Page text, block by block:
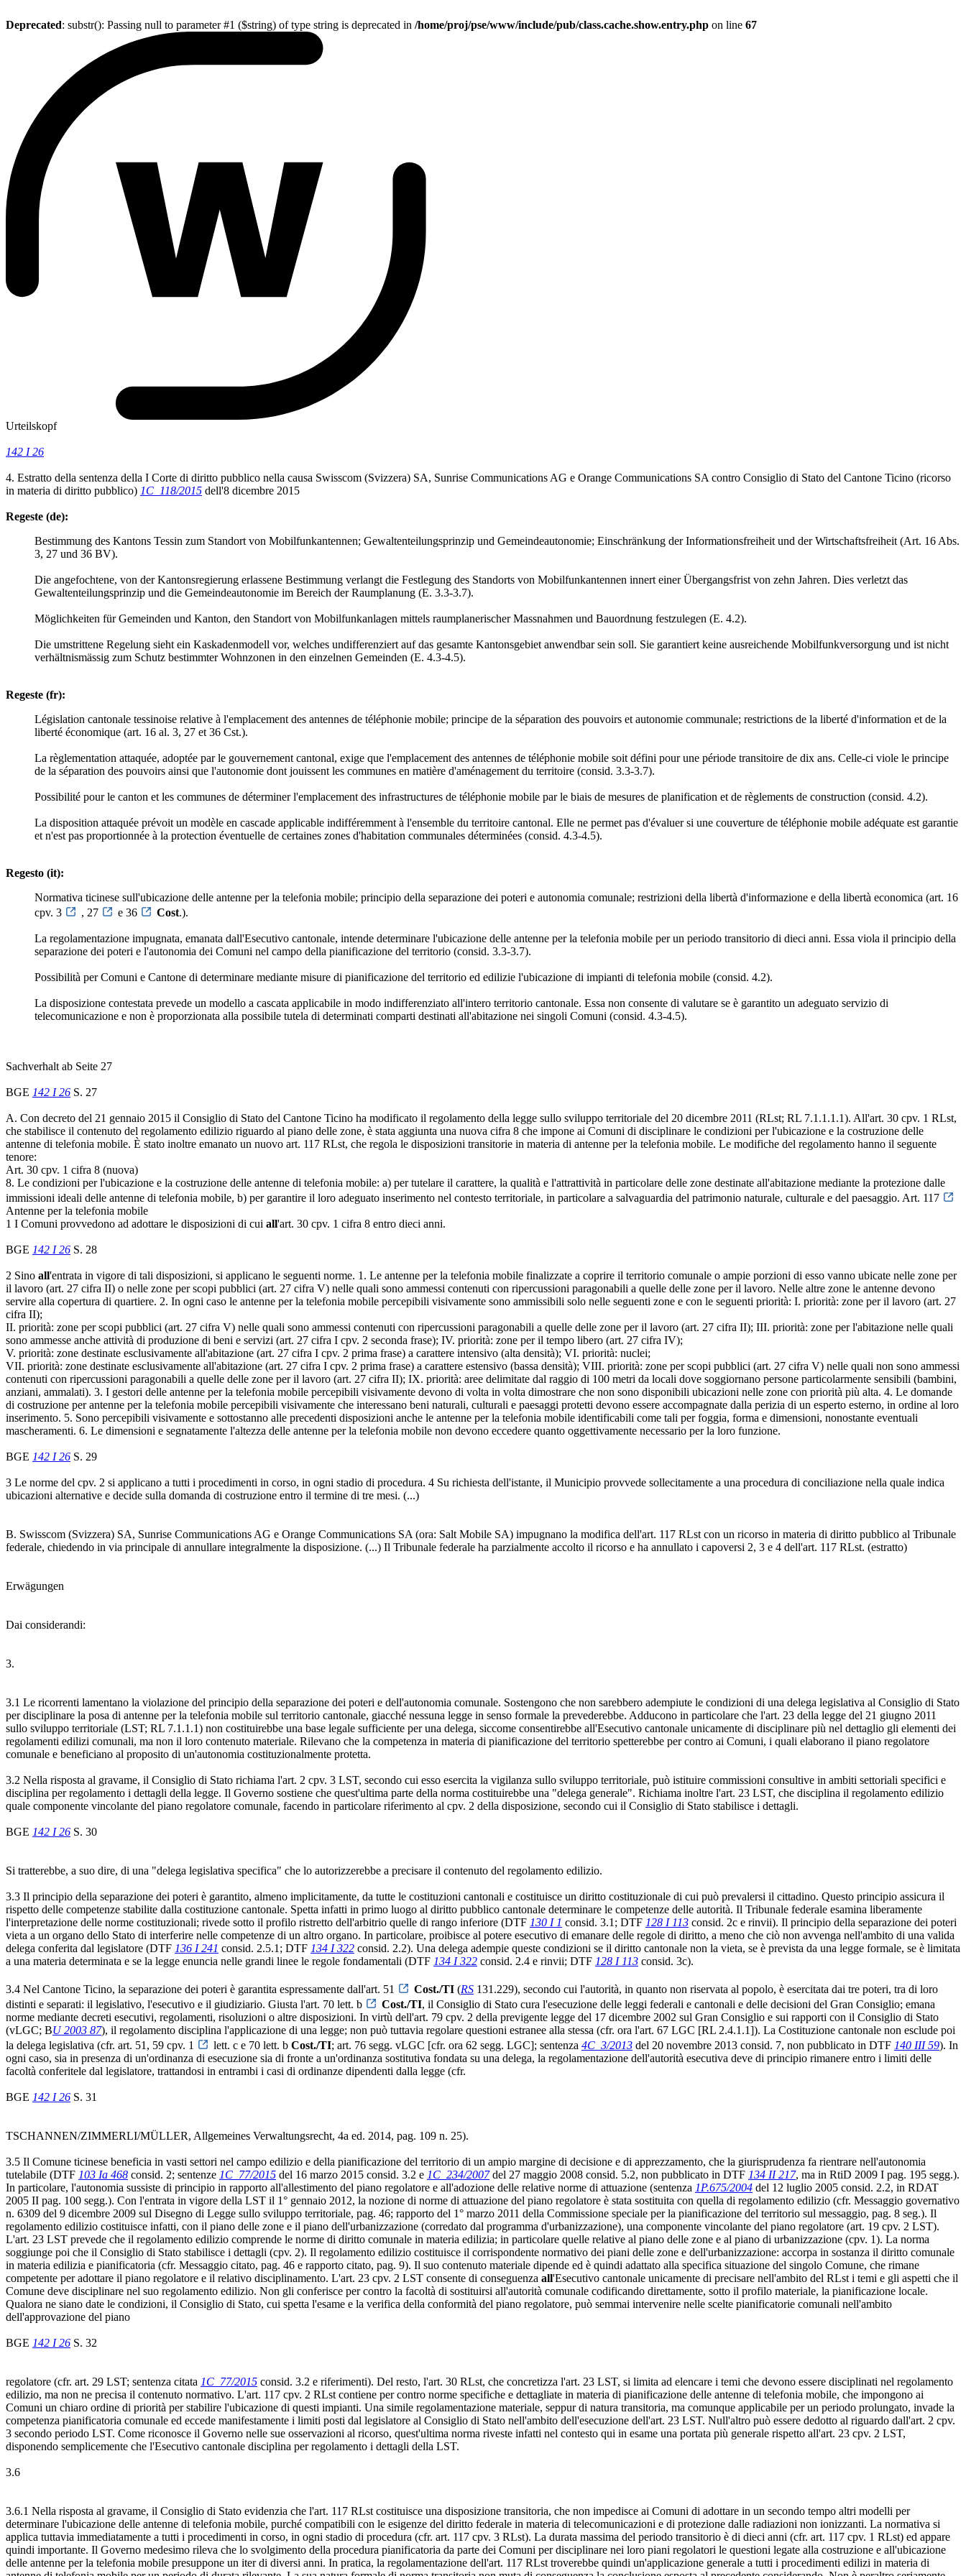
Deprecated: substr(): Passing null to parameter #1 ($string) of type string is deprecated in /home/proj/pse/www/include/pub/class.cache.show.entry.php on line 67
Urteilskopf
142 I 26
4. Estratto della sentenza della I Corte di diritto pubblico nella causa Swisscom (Svizzera) SA, Sunrise Communications AG e Orange Communications SA contro Consiglio di Stato del Cantone Ticino (ricorso
in materia di diritto pubblico) 1C_118/2015 dell'8 dicembre 2015
Regeste (de):
Bestimmung des Kantons Tessin zum Standort von Mobilfunkantennen; Gewaltenteilungsprinzip und Gemeindeautonomie; Einschränkung der Informationsfreiheit und der Wirtschaftsfreiheit (Art. 16 Abs.
3, 27 und 36 BV).
Die angefochtene, von der Kantonsregierung erlassene Bestimmung verlangt die Festlegung des Standorts von Mobilfunkantennen innert einer Übergangsfrist von zehn Jahren. Dies verletzt das
Gewaltenteilungsprinzip und die Gemeindeautonomie im Bereich der Raumplanung (E. 3.3-3.7).
Möglichkeiten für Gemeinden und Kanton, den Standort von Mobilfunkanlagen mittels raumplanerischer Massnahmen und Bauordnung festzulegen (E. 4.2).
Die umstrittene Regelung sieht ein Kaskadenmodell vor, welches undifferenziert auf das gesamte Kantonsgebiet anwendbar sein soll. Sie garantiert keine ausreichende Mobilfunkversorgung und ist nicht
verhältnismässig zum Schutz bestimmter Wohnzonen in den einzelnen Gemeinden (E. 4.3-4.5).
Regeste (fr):
Législation cantonale tessinoise relative à l'emplacement des antennes de téléphonie mobile; principe de la séparation des pouvoirs et autonomie communale; restrictions de la liberté d'information et de la
liberté économique (art. 16 al. 3, 27 et 36 Cst.).
La règlementation attaquée, adoptée par le gouvernement cantonal, exige que l'emplacement des antennes de téléphonie mobile soit défini pour une période transitoire de dix ans. Celle-ci viole le principe
de la séparation des pouvoirs ainsi que l'autonomie dont jouissent les communes en matière d'aménagement du territoire (consid. 3.3-3.7).
Possibilité pour le canton et les communes de déterminer l'emplacement des infrastructures de téléphonie mobile par le biais de mesures de planification et de règlements de construction (consid. 4.2).
La disposition attaquée prévoit un modèle en cascade applicable indifféremment à l'ensemble du territoire cantonal. Elle ne permet pas d'évaluer si une couverture de téléphonie mobile adéquate est garantie
et n'est pas proportionnée à la protection éventuelle de certaines zones d'habitation communales déterminées (consid. 4.3-4.5).
Regesto (it):
Normativa ticinese sull'ubicazione delle antenne per la telefonia mobile; principio della separazione dei poteri e autonomia comunale; restrizioni della libertà d'informazione e della libertà economica (art. 16
cpv. 3
, 27 e 36 Cost.).
La regolamentazione impugnata, emanata dall'Esecutivo cantonale, intende determinare l'ubicazione delle antenne per la telefonia mobile per un periodo transitorio di dieci anni. Essa viola il principio della
separazione dei poteri e l'autonomia dei Comuni nel campo della pianificazione del territorio (consid. 3.3-3.7).
Possibilità per Comuni e Cantone di determinare mediante misure di pianificazione del territorio ed edilizie l'ubicazione di impianti di telefonia mobile (consid. 4.2).
La disposizione contestata prevede un modello a cascata applicabile in modo indifferenziato all'intero territorio cantonale. Essa non consente di valutare se è garantito un adeguato servizio di
telecomunicazione e non è proporzionata alla possibile tutela di determinati comparti destinati all'abitazione nei singoli Comuni (consid. 4.3-4.5).
Sachverhalt ab Seite 27
BGE 142 I 26 S. 27
A. Con decreto del 21 gennaio 2015 il Consiglio di Stato del Cantone Ticino ha modificato il regolamento della legge sullo sviluppo territoriale del 20 dicembre 2011 (RLst; RL 7.1.1.1.1). All'art. 30 cpv. 1 RLst,
che stabilisce il contenuto del regolamento edilizio riguardo al piano delle zone, è stata aggiunta una nuova cifra 8 che impone ai Comuni di disciplinare le condizioni per l'ubicazione e la costruzione delle
antenne di telefonia mobile. È stato inoltre emanato un nuovo art. 117 RLst, che regola le disposizioni transitorie in materia di antenne per la telefonia mobile. Le modifiche del regolamento hanno il seguente
tenore:
Art. 30 cpv. 1 cifra 8 (nuova)
8. Le condizioni per l'ubicazione e la costruzione delle antenne di telefonia mobile: a) per tutelare il carattere, la qualità e l'attrattività in particolare delle zone destinate all'abitazione mediante la protezione dalle
immissioni ideali delle antenne di telefonia mobile, b) per garantire il loro adeguato inserimento nel contesto territoriale, in particolare a salvaguardia del patrimonio naturale, culturale e del paesaggio. Art. 117
Antenne per la telefonia mobile
1 I Comuni provvedono ad adottare le disposizioni di cui all'art. 30 cpv. 1 cifra 8 entro dieci anni.
BGE 142 I 26 S. 28
2 Sino all'entrata in vigore di tali disposizioni, si applicano le seguenti norme. 1. Le antenne per la telefonia mobile finalizzate a coprire il territorio comunale o ampie porzioni di esso vanno ubicate nelle zone per
il lavoro (art. 27 cifra II) o nelle zone per scopi pubblici (art. 27 cifra V) nelle quali sono ammessi contenuti con ripercussioni paragonabili a quelle delle zone per il lavoro. Nelle altre zone le antenne devono
servire alla copertura di quartiere. 2. In ogni caso le antenne per la telefonia mobile percepibili visivamente sono ammissibili solo nelle seguenti zone e con le seguenti priorità: I. priorità: zone per il lavoro (art. 27
cifra II);
II. priorità: zone per scopi pubblici (art. 27 cifra V) nelle quali sono ammessi contenuti con ripercussioni paragonabili a quelle delle zone per il lavoro (art. 27 cifra II); III. priorità: zone per l'abitazione nelle quali
sono ammesse anche attività di produzione di beni e servizi (art. 27 cifra I cpv. 2 seconda frase); IV. priorità: zone per il tempo libero (art. 27 cifra IV);
V. priorità: zone destinate esclusivamente all'abitazione (art. 27 cifra I cpv. 2 prima frase) a carattere intensivo (alta densità); VI. priorità: nuclei;
VII. priorità: zone destinate esclusivamente all'abitazione (art. 27 cifra I cpv. 2 prima frase) a carattere estensivo (bassa densità); VIII. priorità: zone per scopi pubblici (art. 27 cifra V) nelle quali non sono ammessi
contenuti con ripercussioni paragonabili a quelle delle zone per il lavoro (art. 27 cifra II); IX. priorità: aree delimitate dal raggio di 100 metri da locali dove soggiornano persone particolarmente sensibili (bambini,
anziani, ammalati). 3. I gestori delle antenne per la telefonia mobile percepibili visivamente devono di volta in volta dimostrare che non sono disponibili ubicazioni nelle zone con priorità più alta. 4. Le domande
di costruzione per antenne per la telefonia mobile percepibili visivamente che interessano beni naturali, culturali e paesaggi protetti devono essere accompagnate dalla perizia di un esperto esterno, in ordine al loro
inserimento. 5. Sono percepibili visivamente e sottostanno alle precedenti disposizioni anche le antenne per la telefonia mobile identificabili come tali per foggia, forma e dimensioni, nonostante eventuali
mascheramenti. 6. Le dimensioni e segnatamente l'altezza delle antenne per la telefonia mobile non devono eccedere quanto oggettivamente necessario per la loro funzione.
BGE 142 I 26 S. 29
3 Le norme del cpv. 2 si applicano a tutti i procedimenti in corso, in ogni stadio di procedura. 4 Su richiesta dell'istante, il Municipio provvede sollecitamente a una procedura di conciliazione nella quale indica
ubicazioni alternative e decide sulla domanda di costruzione entro il termine di tre mesi. (...)
B. Swisscom (Svizzera) SA, Sunrise Communications AG e Orange Communications SA (ora: Salt Mobile SA) impugnano la modifica dell'art. 117 RLst con un ricorso in materia di diritto pubblico al Tribunale
federale, chiedendo in via principale di annullare integralmente la disposizione. (...) Il Tribunale federale ha parzialmente accolto il ricorso e ha annullato i capoversi 2, 3 e 4 dell'art. 117 RLst. (estratto)
Erwägungen
Dai considerandi:
3.
3.1 Le ricorrenti lamentano la violazione del principio della separazione dei poteri e dell'autonomia comunale. Sostengono che non sarebbero adempiute le condizioni di una delega legislativa al Consiglio di Stato
per disciplinare la posa di antenne per la telefonia mobile sul territorio cantonale, giacché nessuna legge in senso formale la prevederebbe. Adducono in particolare che l'art. 23 della legge del 21 giugno 2011
sullo sviluppo territoriale (LST; RL 7.1.1.1) non costituirebbe una base legale sufficiente per una delega, siccome consentirebbe all'Esecutivo cantonale unicamente di disciplinare più nel dettaglio gli elementi dei
regolamenti edilizi comunali, ma non il loro contenuto materiale. Rilevano che la competenza in materia di pianificazione del territorio spetterebbe per contro ai Comuni, i quali elaborano il piano regolatore
comunale e beneficiano al proposito di un'autonomia costituzionalmente protetta.
3.2 Nella risposta al gravame, il Consiglio di Stato richiama l'art. 2 cpv. 3 LST, secondo cui esso esercita la vigilanza sullo sviluppo territoriale, può istituire commissioni consultive in ambiti settoriali specifici e
disciplina per regolamento i dettagli della legge. Il Governo sostiene che quest'ultima parte della norma costituirebbe una "delega generale". Richiama inoltre l'art. 23 LST, che disciplina il regolamento edilizio
quale componente vincolante del piano regolatore comunale, facendo in particolare riferimento al cpv. 2 della disposizione, secondo cui il Consiglio di Stato stabilisce i dettagli.
BGE 142 I 26 S. 30
Si tratterebbe, a suo dire, di una "delega legislativa specifica" che lo autorizzerebbe a precisare il contenuto del regolamento edilizio.
3.3 Il principio della separazione dei poteri è garantito, almeno implicitamente, da tutte le costituzioni cantonali e costituisce un diritto costituzionale di cui può prevalersi il cittadino. Questo principio assicura il
rispetto delle competenze stabilite dalla costituzione cantonale. Spetta infatti in primo luogo al diritto pubblico cantonale determinare le competenze delle autorità. Il Tribunale federale esamina liberamente
l'interpretazione delle norme costituzionali; rivede sotto il profilo ristretto dell'arbitrio quelle di rango inferiore (DTF 130 I 1 consid. 3.1; DTF 128 I 113 consid. 2c e rinvii). Il principio della separazione dei poteri
vieta a un organo dello Stato di interferire nelle competenze di un altro organo. In particolare, proibisce al potere esecutivo di emanare delle regole di diritto, a meno che ciò non avvenga nell'ambito di una valida
delega conferita dal legislatore (DTF 136 I 241 consid. 2.5.1; DTF 134 I 322 consid. 2.2). Una delega adempie queste condizioni se il diritto cantonale non la vieta, se è prevista da una legge formale, se è limitata
a una materia determinata e se la legge enuncia nelle grandi linee le regole fondamentali (DTF 134 I 322 consid. 2.4 e rinvii; DTF 128 I 113 consid. 3c).
3.4 Nel Cantone Ticino, la separazione dei poteri è garantita espressamente dall'art. 51 Cost./TI (RS 131.229), secondo cui l'autorità, in quanto non riservata al popolo, è esercitata dai tre poteri, tra di loro
distinti e separati: il legislativo, l'esecutivo e il giudiziario. Giusta l'art. 70 lett. b
Cost./TI, il Consiglio di Stato cura l'esecuzione delle leggi federali e cantonali e delle decisioni del Gran Consiglio; emana
norme mediante decreti esecutivi, regolamenti, risoluzioni o altre disposizioni. In virtù dell'art. 79 cpv. 2 della previgente legge del 17 dicembre 2002 sul Gran Consiglio e sui rapporti con il Consiglio di Stato
(vLGC; BU 2003 87), il regolamento disciplina l'applicazione di una legge; non può tuttavia regolare questioni estranee alla stessa (cfr. ora l'art. 67 LGC [RL 2.4.1.1]). La Costituzione cantonale non esclude poi
la delega legislativa (cfr. art. 51, 59 cpv. 1
lett. c e 70 lett. b Cost./TI; art. 76 segg. vLGC [cfr. ora 62 segg. LGC]; sentenza 4C_3/2013 del 20 novembre 2013 consid. 7, non pubblicato in DTF 140 III 59). In
ogni caso, sia in presenza di un'ordinanza di esecuzione sia di fronte a un'ordinanza sostitutiva fondata su una delega, la regolamentazione dell'autorità esecutiva deve di principio rimanere entro i limiti delle
facoltà conferitele dal legislatore, trattandosi in entrambi i casi di ordinanze dipendenti dalla legge (cfr.
BGE 142 I 26 S. 31
TSCHANNEN/ZIMMERLI/MÜLLER, Allgemeines Verwaltungsrecht, 4a ed. 2014, pag. 109 n. 25).
3.5 Il Comune ticinese beneficia in vasti settori nel campo edilizio e della pianificazione del territorio di un ampio margine di decisione e di apprezzamento, che la giurisprudenza fa rientrare nell'autonomia
tutelabile (DTF 103 Ia 468 consid. 2; sentenze 1C_77/2015 del 16 marzo 2015 consid. 3.2 e 1C_234/2007del 27 maggio 2008 consid. 5.2, non pubblicato in DTF 134 II 217, ma in RtiD 2009 I pag. 195 segg.).
In particolare, l'autonomia sussiste di principio in rapporto all'allestimento del piano regolatore e all'adozione delle relative norme di attuazione (sentenza 1P.675/2004 del 12 luglio 2005 consid. 2.2, in RDAT
2005 II pag. 100 segg.). Con l'entrata in vigore della LST il 1° gennaio 2012, la nozione di norme di attuazione del piano regolatore è stata sostituita con quella di regolamento edilizio (cfr. Messaggio governativo
n. 6309 del 9 dicembre 2009 sul Disegno di Legge sullo sviluppo territoriale, pag. 46; rapporto del 1° marzo 2011 della Commissione speciale per la pianificazione del territorio sul messaggio, pag. 8 seg.). Il
regolamento edilizio costituisce infatti, con il piano delle zone e il piano dell'urbanizzazione (corredato dal programma d'urbanizzazione), una componente vincolante del piano regolatore (art. 19 cpv. 2 LST).
L'art. 23 LST prevede che il regolamento edilizio comprende le norme di diritto comunale in materia edilizia; in particolare quelle relative al piano delle zone e al piano di urbanizzazione (cpv. 1). La norma
soggiunge poi che il Consiglio di Stato stabilisce i dettagli (cpv. 2). Il regolamento edilizio costituisce il corrispondente normativo dei piani delle zone e dell'urbanizzazione: accorpa in sostanza il diritto comunale
in materia edilizia e pianificatoria (cfr. Messaggio citato, pag. 46 e rapporto citato, pag. 9). Il suo contenuto materiale dipende ed è quindi adattato alla specifica situazione del singolo Comune, che rimane
competente per adottare il piano regolatore e il relativo disciplinamento. L'art. 23 cpv. 2 LST consente di conseguenza all'Esecutivo cantonale unicamente di precisare nell'ambito del RLst i temi e gli aspetti che il
Comune deve disciplinare nel suo regolamento edilizio. Non gli conferisce per contro la facoltà di sostituirsi all'autorità comunale codificando direttamente, sotto il profilo materiale, la pianificazione locale.
Qualora ne siano date le condizioni, il Consiglio di Stato, cui spetta l'esame e la verifica della conformità del piano regolatore, può semmai intervenire nelle scelte pianificatorie comunali nell'ambito
dell'approvazione del piano
BGE 142 I 26 S. 32
regolatore (cfr. art. 29 LST; sentenza citata 1C_77/2015 consid. 3.2 e riferimenti). Del resto, l'art. 30 RLst, che concretizza l'art. 23 LST, si limita ad elencare i temi che devono essere disciplinati nel regolamento
edilizio, ma non ne precisa il contenuto normativo. L'art. 117 cpv. 2 RLst contiene per contro norme specifiche e dettagliate in materia di pianificazione delle antenne di telefonia mobile, che impongono ai
Comuni un chiaro ordine di priorità per stabilire l'ubicazione di questi impianti. Una simile regolamentazione materiale, seppur di natura transitoria, ma comunque applicabile per un periodo prolungato, invade la
competenza pianificatoria comunale ed eccede manifestamente i limiti posti dal legislatore al Consiglio di Stato nell'ambito dell'esecuzione dell'art. 23 LST. Null'altro può essere dedotto al riguardo dall'art. 2 cpv.
3 secondo periodo LST. Come riconosce il Governo nelle sue osservazioni al ricorso, quest'ultima norma riveste infatti nel contesto qui in esame una portata più generale rispetto all'art. 23 cpv. 2 LST,
disponendo semplicemente che l'Esecutivo cantonale disciplina per regolamento i dettagli della LST.
3.6
3.6.1 Nella risposta al gravame, il Consiglio di Stato evidenzia che l'art. 117 RLst costituisce una disposizione transitoria, che non impedisce ai Comuni di adottare in un secondo tempo altri modelli per
determinare l'ubicazione delle antenne di telefonia mobile, purché compatibili con le esigenze del diritto federale in materia di telecomunicazioni e di protezione dalle radiazioni non ionizzanti. La normativa si
applica tuttavia immediatamente a tutti i procedimenti in corso, in ogni stadio di procedura (cfr. art. 117 cpv. 3 RLst). La durata massima del periodo transitorio è di dieci anni (cfr. art. 117 cpv. 1 RLst) ed appare
quindi importante. Il Governo medesimo rileva che lo svolgimento della procedura pianificatoria da parte dei Comuni per disciplinare nei loro piani regolatori le questioni legate alla costruzione e all'ubicazione
delle antenne per la telefonia mobile presuppone un iter di diversi anni. In pratica, la regolamentazione dell'art. 117 RLst troverebbe quindi un'applicazione generale a tutti i procedimenti edilizi in materia di